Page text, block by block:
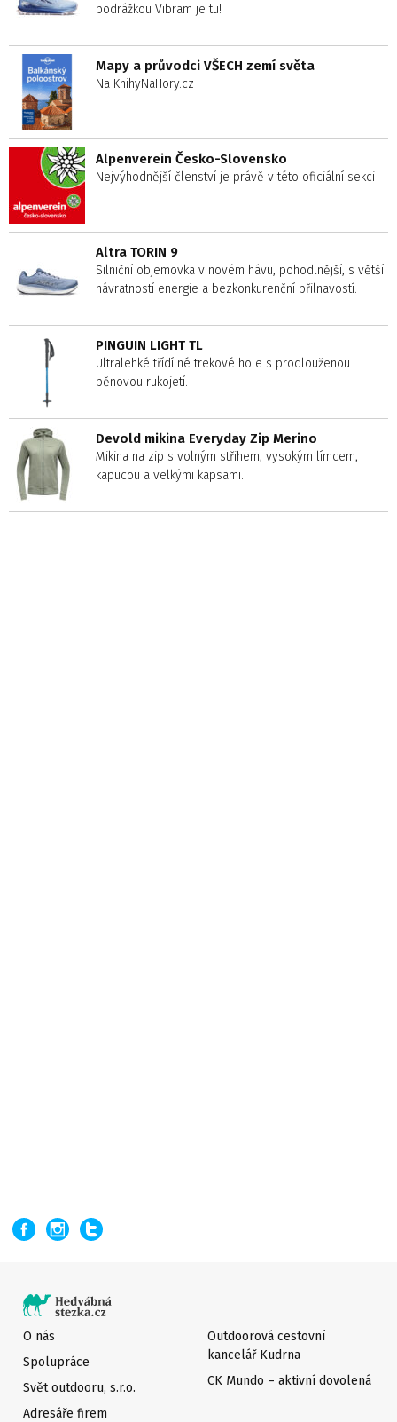
podrážkou Vibram je tu!
Mapy a průvodci VŠECH zemí světa
Na KnihyNaHory.cz
Alpenverein Česko-Slovensko
Nejvýhodnější členství je právě v této oficiální sekci
Altra TORIN 9
Silniční objemovka v novém hávu, pohodlnější, s větší
návratností energie a bezkonkurenční přilnavostí.
PINGUIN LIGHT TL
Ultralehké třídílné trekové hole s prodlouženou
pěnovou rukojetí.
Devold mikina Everyday Zip Merino
Mikina na zip s volným střihem, vysokým límcem,
kapucou a velkými kapsami.
O nás
Spolupráce
Svět outdooru, s.r.o.
Adresáře firem
Outdoorová cestovní
kancelář Kudrna
CK Mundo – aktivní dovolená